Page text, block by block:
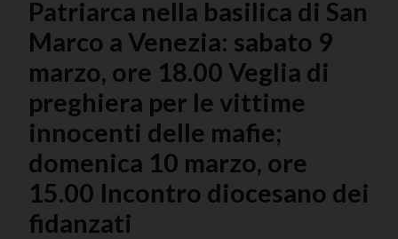
Patriarca nella basilica di San
Marco a Venezia: sabato 9
marzo, ore 18.00 Veglia di
preghiera per le vittime
innocenti delle mafie;
domenica 10 marzo, ore
15.00 Incontro diocesano dei
fidanzati